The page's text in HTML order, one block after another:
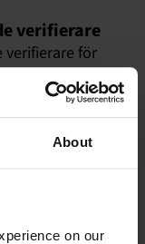
About
on our
verifierare
verifierare för
hög risk